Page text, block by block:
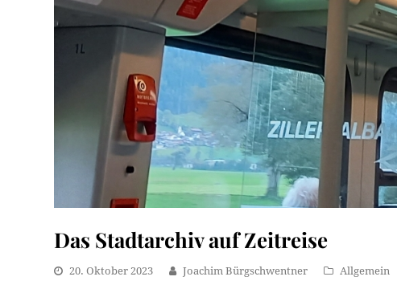
Das Stadtarchiv auf Zeitreise
20. Oktober 2023 Joachim Bürgschwentner Allgemein